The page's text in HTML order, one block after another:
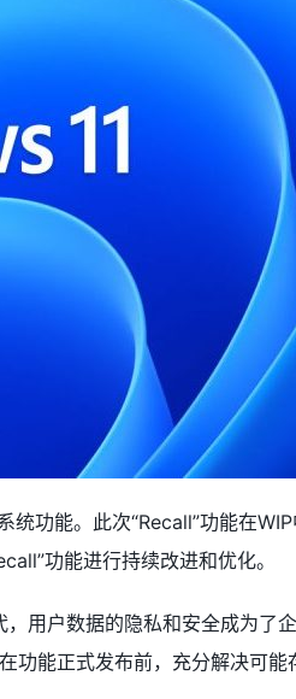
功能。此次“Recall”功能在WIP
功能进行持续改进和优化。
用户数据的隐私和安全成为了
功能正式发布前，充分解决可能